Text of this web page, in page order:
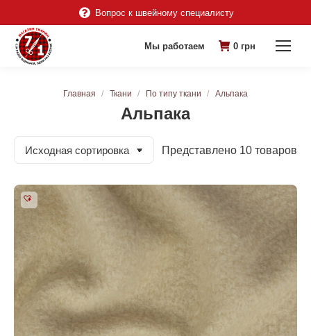
Вопрос к швейному специалисту
Мы работаем 0 грн
Альпака
Вы здесь:
Главная Ткани По типу ткани Альпака
Представлено 10 товаров